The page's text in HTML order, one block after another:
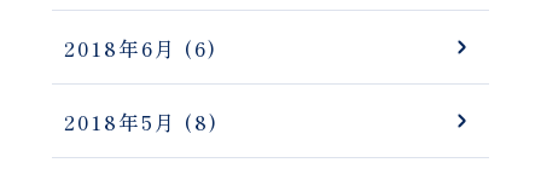
2018年6月 (6)
2018年5月 (8)